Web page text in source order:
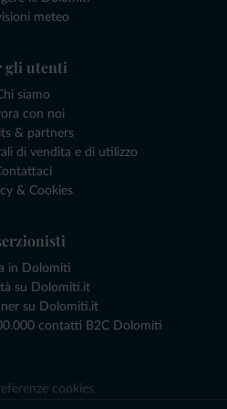
meteo
gli utenti
siamo
con noi
& partners
di vendita e di utilizzo
& Cookies
in Dolomiti
su Dolomiti.it
su Dolomiti.it
contatti B2C Dolomiti
cookies